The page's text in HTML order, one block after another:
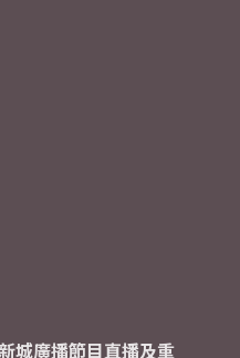
城廣播節目直播及重